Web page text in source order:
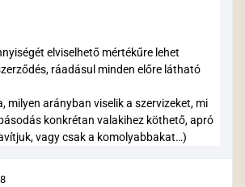
elviselhető mértékűre lehet
ráadásul minden előre látható
milyen arányban viselik a szervizeket, mi
konkrétan valakihez köthető, apró
vagy csak a komolyabbakat…)